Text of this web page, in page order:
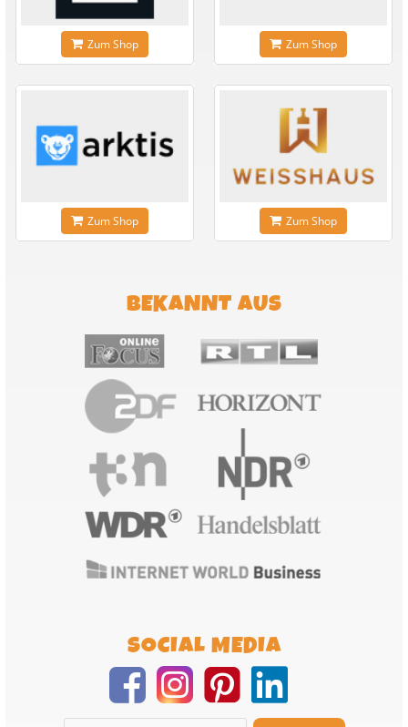
Zum Shop Zum Shop
Zum Shop Zum Shop
BEKANNT AUS
SOCIAL MEDIA